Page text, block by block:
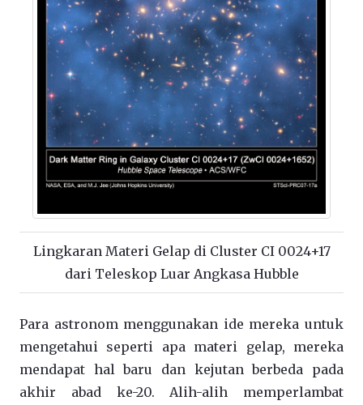
Lingkaran Materi Gelap di Cluster CI 0024+17
dari Teleskop Luar Angkasa Hubble
Para astronom menggunakan ide mereka untuk
mengetahui seperti apa materi gelap, mereka
mendapat hal baru dan kejutan berbeda pada
akhir abad ke-20. Alih-alih memperlambat